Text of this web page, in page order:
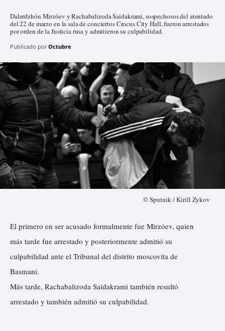
Dalerdzhón Mirzóev y Rachabalizoda Saidakrami, sospechosos del atentado
del 22 de marzo en la sala de conciertos Crocus City Hall, fueron arrestados
por orden de la Justicia rusa y admitieron su culpabilidad.
Publicado por Octubre
© Sputnik / Kirill Zykov
El primero en ser acusado formalmente fue Mirzóev, quien
más tarde fue arrestado y posteriormente admitió su
culpabilidad ante el Tribunal del distrito moscovita de
Basmani.
Más tarde, Rachabalizoda Saidakrami también resultó
arrestado y también admitió su culpabilidad.